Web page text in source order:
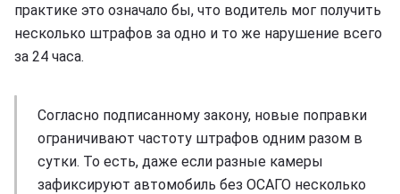
практике это означало бы, что водитель мог получить
несколько штрафов за одно и то же нарушение всего
за 24 часа.
Согласно подписанному закону, новые поправки
ограничивают частоту штрафов одним разом в
сутки. То есть, даже если разные камеры
зафиксируют автомобиль без ОСАГО несколько